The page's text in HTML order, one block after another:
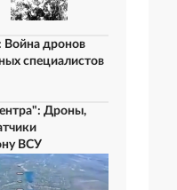
Война дронов
специалистов
Дроны,
ВСУ